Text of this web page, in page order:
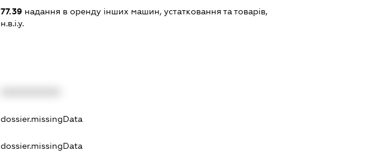
77.39надання в оренду інших машин, устатковання та товарів,
н.в.і.у.
dossier.missingData
dossier.missingData